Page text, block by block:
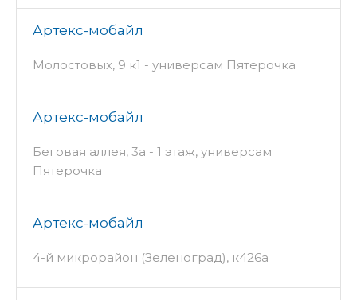
Артекс-мобайл
Молостовых, 9 к1 - универсам Пятерочка
Артекс-мобайл
Беговая аллея, 3а - 1 этаж, универсам
Пятерочка
Артекс-мобайл
4-й микрорайон (Зеленоград), к426а